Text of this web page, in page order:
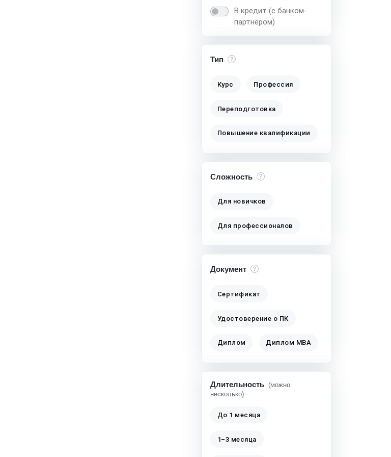
В кредит (с банком-
партнёром)
Тип
Курс Профессия
Переподготовка
Повышение квалификации
Сложность
Для новичков
Для профессионалов
Документ
Сертификат
Удостоверение о ПК
Диплом Диплом MBA
Длительность (можно
несколько)
До 1 месяца
1–3 месяца